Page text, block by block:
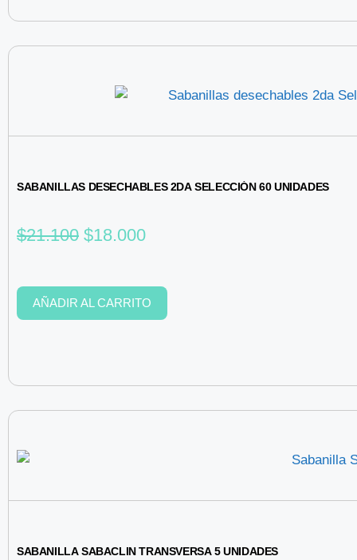
SABANILLAS DESECHABLES 2DA SELECCIÓN 60 UNIDADES
$21.100 $18.000
AÑADIR AL CARRITO
SABANILLA SABACLIN TRANSVERSA 5 UNIDADES